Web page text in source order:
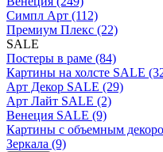
Симпл Арт (112)
Премиум Плекс (22)
SALE
Постеры в раме (84)
Картины на холсте SALE
Арт Декор SALE (29)
Арт Лайт SALE (2)
Венеция SALE (9)
Картины с объемным
Зеркала (9)